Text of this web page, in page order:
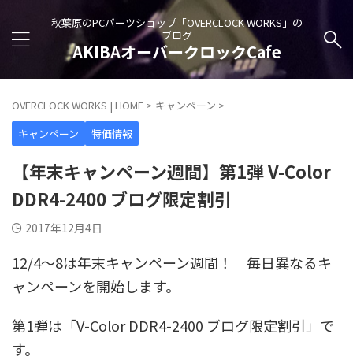
秋葉原のPCパーツショップ「OVERCLOCK WORKS」の
ブログ
AKIBAオーバークロックCafe
OVERCLOCK WORKS | HOME > キャンペーン >
キャンペーン
特価情報
【年末キャンペーン週間】第1弾 V-Color
DDR4-2400 ブログ限定割引
2017年12月4日
12/4～8は年末キャンペーン週間！ 毎日異なるキ
ャンペーンを開始します。
第1弾は「V-Color DDR4-2400 ブログ限定割引」で
す。